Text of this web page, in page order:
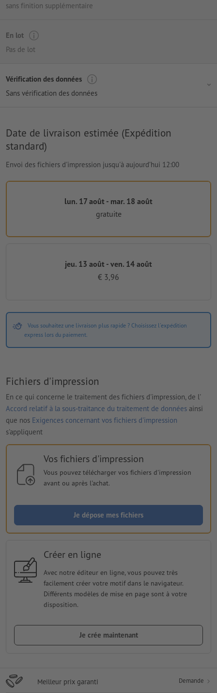
sans finition supplémentaire
En lot
Pas de lot
Vérification des données
Sans vérification des données
Date de livraison estimée (Expédition
standard)
Envoi des fichiers d'impression jusqu'à aujourd’hui 12:00
lun. 17 août - mar. 18 août
gratuite
jeu. 13 août - ven. 14 août
€ 3,96
Vous souhaitez une livraison plus rapide ? Choisissez l'expédition
express lors du paiement.
Fichiers d'impression
En ce qui concerne le traitement des fichiers d'impression, de l'
Accord relatif à la sous-traitance du traitement de données ainsi
que nos Exigences concernant vos fichiers d'impression
s'appliquent
Vos fichiers d'impression
Vous pouvez télécharger vos fichiers d'impression
avant ou après l'achat.
Je dépose mes fichiers
Créer en ligne
Avec notre éditeur en ligne, vous pouvez très
facilement créer votre motif dans le navigateur.
Différents modèles de mise en page sont à votre
disposition.
Je crée maintenant
Meilleur prix garanti Demande